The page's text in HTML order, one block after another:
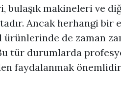
bulaşık makineleri ve
Ancak herhangi bir
ürünlerinde de zaman
tür durumlarda
faydalanmak